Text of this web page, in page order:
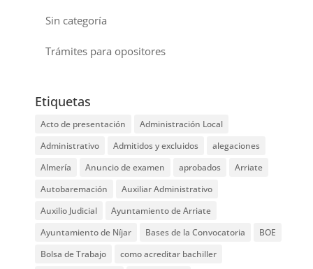
Sin categoría
Trámites para opositores
Etiquetas
Acto de presentación
Administración Local
Administrativo
Admitidos y excluidos
alegaciones
Almería
Anuncio de examen aprobados
Arriate
Autobaremación
Auxiliar Administrativo
Auxilio Judicial
Ayuntamiento de Arriate
Ayuntamiento de Níjar
Bases de la Convocatoria
BOE
Bolsa de Trabajo
como acreditar bachiller